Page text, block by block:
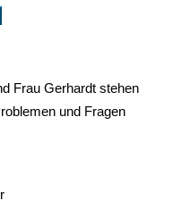
Frau Gerhardt stehen
und Fragen